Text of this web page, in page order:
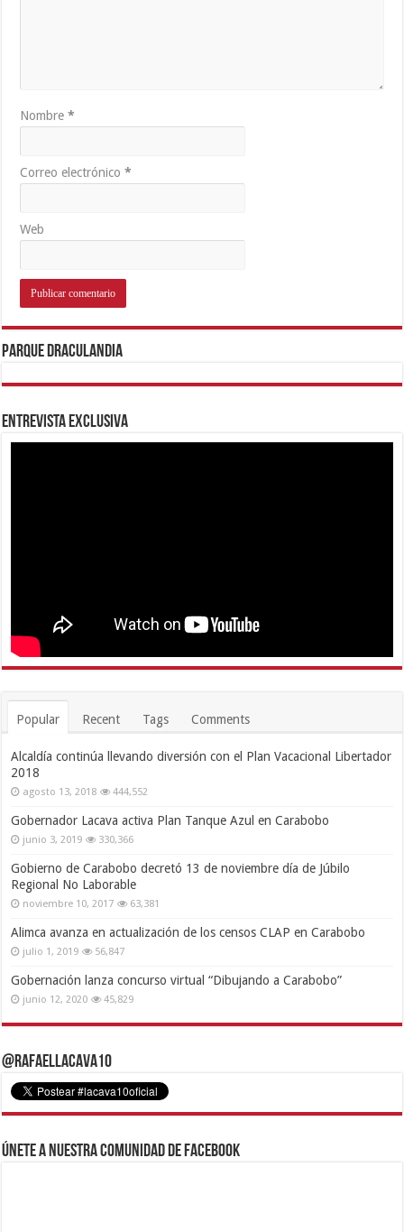
Nombre*
Correo electrónico*
Web
Parque Draculandia
Entrevista Exclusiva
Popular Recent Tags Comments
Alcaldía continúa llevando diversión con el Plan Vacacional Libertador
2018
agosto 13, 2018 444,552
Gobernador Lacava activa Plan Tanque Azul en Carabobo
junio 3, 2019 330,366
Gobierno de Carabobo decretó 13 de noviembre día de Júbilo
Regional No Laborable
noviembre 10, 2017 63,381
Alimca avanza en actualización de los censos CLAP en Carabobo
julio 1, 2019 56,847
Gobernación lanza concurso virtual “Dibujando a Carabobo”
junio 12, 2020 45,829
@RafaelLacava10
Únete a nuestra comunidad de Facebook